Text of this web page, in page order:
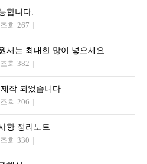
합니다.
조회 267 |
서는 최대한 많이 넣으세요.
조회 382 |
작 되었습니다.
조회 206 |
항 정리노트
조회 330 |